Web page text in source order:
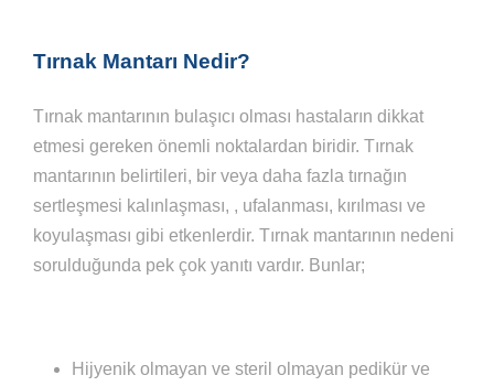
Tırnak Mantarı Nedir?
Tırnak mantarının bulaşıcı olması hastaların dikkat
etmesi gereken önemli noktalardan biridir. Tırnak
mantarının belirtileri, bir veya daha fazla tırnağın
sertleşmesi kalınlaşması, , ufalanması, kırılması ve
koyulaşması gibi etkenlerdir. Tırnak mantarının nedeni
sorulduğunda pek çok yanıtı vardır. Bunlar;
Hijyenik olmayan ve steril olmayan pedikür ve